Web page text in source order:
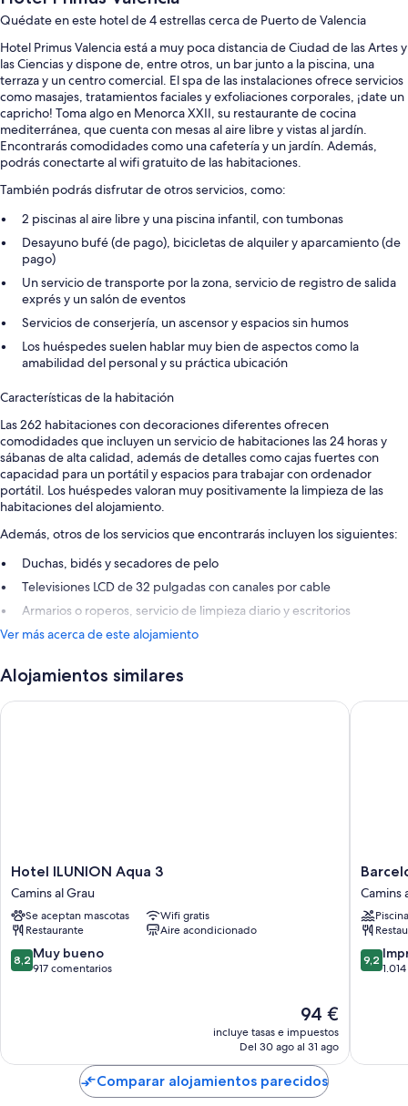
Quédate en este hotel de 4 estrellas cerca de Puerto de Valencia
Hotel Primus Valencia está a muy poca distancia de Ciudad de las Artes y
las Ciencias y dispone de, entre otros, un bar junto a la piscina, una
terraza y un centro comercial. El spa de las instalaciones ofrece servicios
como masajes, tratamientos faciales y exfoliaciones corporales, ¡date un
capricho! Toma algo en Menorca XXII, su restaurante de cocina
mediterránea, que cuenta con mesas al aire libre y vistas al jardín.
Encontrarás comodidades como una cafetería y un jardín. Además,
podrás conectarte al wifi gratuito de las habitaciones.
También podrás disfrutar de otros servicios, como:
2 piscinas al aire libre y una piscina infantil, con tumbonas
Desayuno bufé (de pago), bicicletas de alquiler y aparcamiento (de
pago)
Un servicio de transporte por la zona, servicio de registro de salida
exprés y un salón de eventos
Servicios de conserjería, un ascensor y espacios sin humos
Los huéspedes suelen hablar muy bien de aspectos como la
amabilidad del personal y su práctica ubicación
Características de la habitación
Las 262 habitaciones con decoraciones diferentes ofrecen
comodidades que incluyen un servicio de habitaciones las 24 horas y
sábanas de alta calidad, además de detalles como cajas fuertes con
capacidad para un portátil y espacios para trabajar con ordenador
portátil. Los huéspedes valoran muy positivamente la limpieza de las
habitaciones del alojamiento.
Además, otros de los servicios que encontrarás incluyen los siguientes:
Duchas, bidés y secadores de pelo
Televisiones LCD de 32 pulgadas con canales por cable
Armarios o roperos, servicio de limpieza diario y escritorios
Ver más acerca de este alojamiento
Alojamientos similares
Hotel
ILUNION
Aqua
3
Camins
al
Grau
Hotel ILUNION Aqua 3
Camins al Grau
Se aceptan mascotas
Wifi gratis
Restaurante
Aire acondicionado
8.2
sobre
8,2 Muy bueno
917 comentarios
El
precio
actual
de
94 €
94 €
incluye tasas e impuestos
Del 30 ago al 31 ago
Hotel ILUNION Aqua 3
Barcelo
Valencia
Hotel
Camins
al
Grau
Camins
Piscina
9.2
sobre
9,2
Barcelo
Comparar alojamientos parecidos